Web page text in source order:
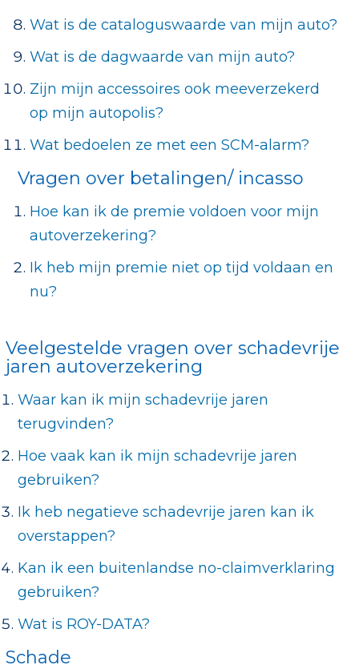
Wat is de cataloguswaarde van mijn auto?
Wat is de dagwaarde van mijn auto?
Zijn mijn accessoires ook meeverzekerd
op mijn autopolis?
Wat bedoelen ze met een SCM-alarm?
Vragen over betalingen/ incasso
Hoe kan ik de premie voldoen voor mijn
autoverzekering?
Ik heb mijn premie niet op tijd voldaan en
nu?
Veelgestelde vragen over schadevrije
jaren autoverzekering
Waar kan ik mijn schadevrije jaren
terugvinden?
Hoe vaak kan ik mijn schadevrije jaren
gebruiken?
Ik heb negatieve schadevrije jaren kan ik
overstappen?
Kan ik een buitenlandse no-claimverklaring
gebruiken?
Wat is ROY-DATA?
Schade